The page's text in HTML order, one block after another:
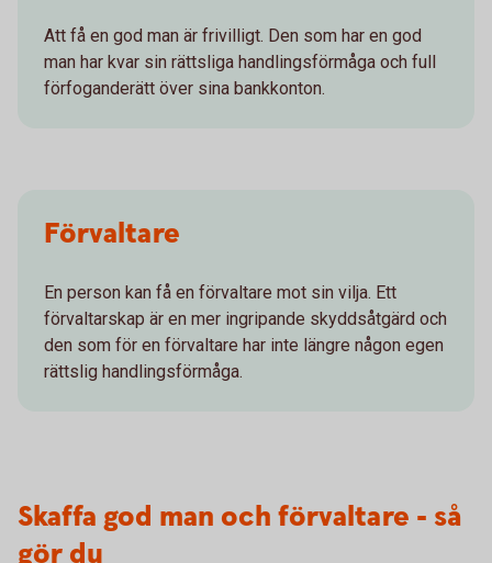
Att få en god man är frivilligt. Den som har en god
man har kvar sin rättsliga handlingsförmåga och full
förfoganderätt över sina bankkonton.
Förvaltare
En person kan få en förvaltare mot sin vilja. Ett
förvaltarskap är en mer ingripande skyddsåtgärd och
den som för en förvaltare har inte längre någon egen
rättslig handlingsförmåga.
Skaffa god man och förvaltare - så
gör du